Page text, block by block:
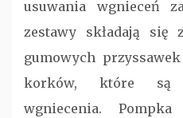
usuwania wgnieceń
zestawy składają się
gumowych
korków, które są
wgniecenia.